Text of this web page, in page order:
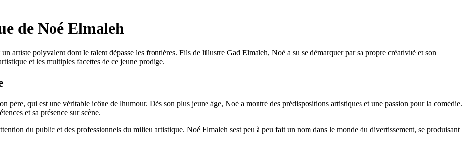
de Noé Elmaleh
artiste polyvalent dont le talent dépasse les frontières. Fils de lillustre Gad Elmaleh, Noé a su se démarquer par sa propre créativité et son
et les multiples facettes de ce jeune prodige.
père, qui est une véritable icône de lhumour. Dès son plus jeune âge, Noé a montré des prédispositions artistiques et une passion pour la comédie.
et sa présence sur scène.
du public et des professionnels du milieu artistique. Noé Elmaleh sest peu à peu fait un nom dans le monde du divertissement, se produisant